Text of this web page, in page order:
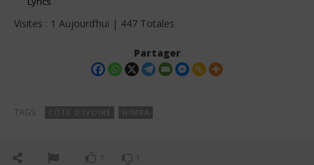
Visites : 1 Aujourd’hui | 447 Totales
Partager
TAGS: CÔTE D'IVOIRE HIMRA
7 1